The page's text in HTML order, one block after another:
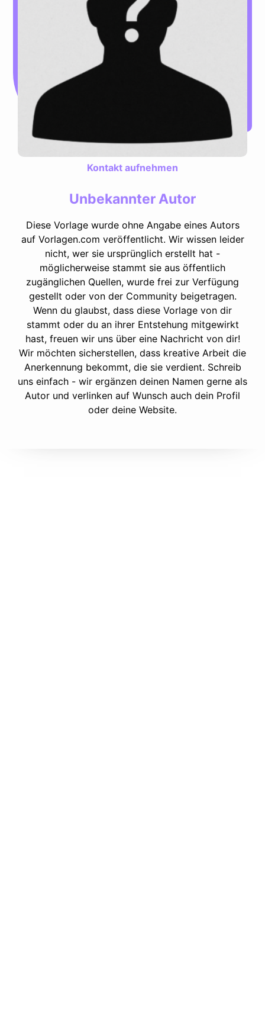
Kontakt aufnehmen
Unbekannter Autor
Diese Vorlage wurde ohne Angabe eines Autors
auf Vorlagen.com veröffentlicht. Wir wissen leider
nicht, wer sie ursprünglich erstellt hat -
möglicherweise stammt sie aus öffentlich
zugänglichen Quellen, wurde frei zur Verfügung
gestellt oder von der Community beigetragen.
Wenn du glaubst, dass diese Vorlage von dir
stammt oder du an ihrer Entstehung mitgewirkt
hast, freuen wir uns über eine Nachricht von dir!
Wir möchten sicherstellen, dass kreative Arbeit die
Anerkennung bekommt, die sie verdient. Schreib
uns einfach - wir ergänzen deinen Namen gerne als
Autor und verlinken auf Wunsch auch dein Profil
oder deine Website.